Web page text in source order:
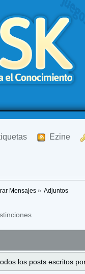
Ezine
Mensajes» Adjuntos
los posts escritos